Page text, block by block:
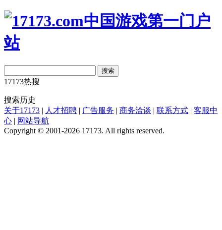
搜索
17173热搜
搜索历史
关于17173 | 人才招聘 | 广告服务 | 商务洽谈 | 联系方式 | 客服中
心 | 网站导航
Copyright © 2001-2026 17173. All rights reserved.